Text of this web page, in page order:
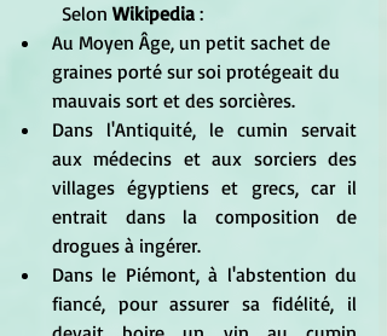
	Selon
Wikipedia :
Au Moyen Âge, un petit sachet de
graines porté sur soi protégeait du
mauvais sort et des sorcières.
Dans l'Antiquité, le cumin servait
aux médecins et aux sorciers des
villages égyptiens et grecs, car il
entrait dans la composition de
drogues à ingérer.
Dans le Piémont, à l'abstention du
fiancé, pour assurer sa fidélité, il